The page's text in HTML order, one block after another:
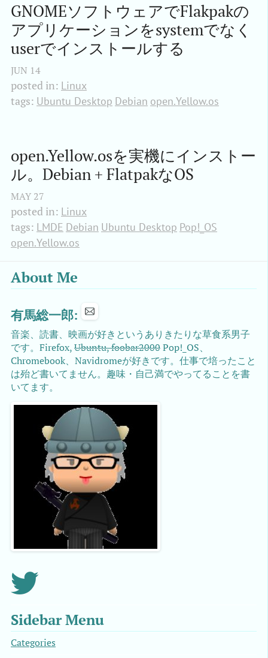
GNOMEソフトウェアでFlakpakの
アプリケーションをsystemでなく
userでインストールする
JUN 14
posted in: Linux
tags: Ubuntu Desktop Debian open.Yellow.os
open.Yellow.osを実機にインストー
ル。Debian + FlatpakなOS
MAY 27
posted in: Linux
tags: LMDE Debian Ubuntu Desktop Pop!_OS
open.Yellow.os
About Me
有馬総一郎:
音楽、読書、映画が好きというありきたりな草食系男子
です。Firefox,Ubuntu, foobar2000Pop!_OS、
Chromebook、Navidromeが好きです。仕事で培ったこと
は殆ど書いてません。趣味・自己満でやってることを書
いてます。
Sidebar Menu
Categories